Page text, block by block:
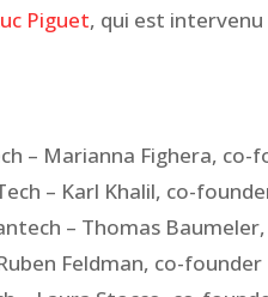
Piguet, qui est
– Marianna Fighera, co-
– Karl Khalil, co-
– Thomas
Feldman, co-founder